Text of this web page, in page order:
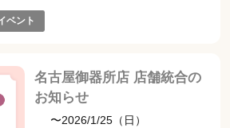
ベント
名古屋御器所店 店舗統合の
お知らせ
〜2026/1/25（日）